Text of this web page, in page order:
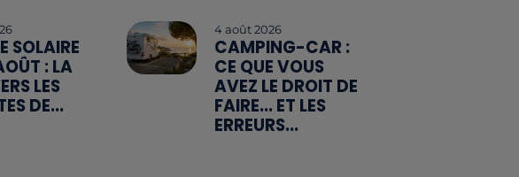
SOLAIRE
: LA
LES
DE...
4 août 2026
CAMPING-CAR :
CE QUE VOUS
AVEZ LE DROIT DE
FAIRE... ET LES
ERREURS...